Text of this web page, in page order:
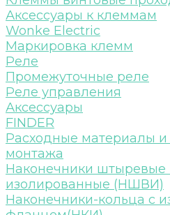
Аксессуары к клеммам
Wonke Electric
Маркировка клемм
Реле
Промежуточные реле
Реле управления
Аксессуары
FINDER
Расходные материалы и
монтажа
Наконечники штыревые
изолированные (НШВИ)
Наконечники-кольца с